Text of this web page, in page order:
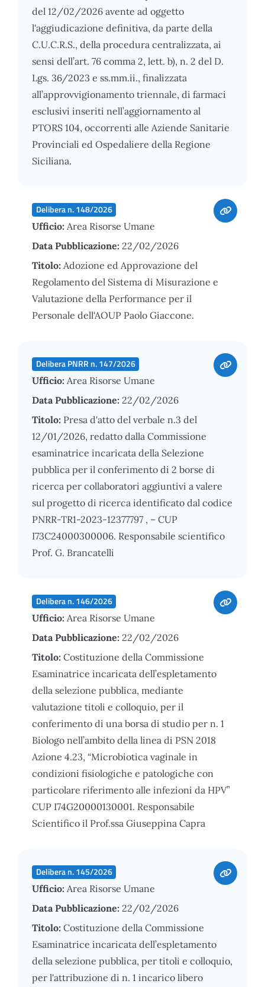
del 12/02/2026 avente ad oggetto
l'aggiudicazione definitiva, da parte della
C.U.C.R.S., della procedura centralizzata, ai
sensi dell’art. 76 comma 2, lett. b), n. 2 del D.
Lgs. 36/2023 e ss.mm.ii., finalizzata
all’approvvigionamento triennale, di farmaci
esclusivi inseriti nell’aggiornamento al
PTORS 104, occorrenti alle Aziende Sanitarie
Provinciali ed Ospedaliere della Regione
Siciliana.
Delibera n. 148/2026
Ufficio: Area Risorse Umane
Data Pubblicazione: 22/02/2026
Titolo: Adozione ed Approvazione del
Regolamento del Sistema di Misurazione e
Valutazione della Performance per il
Personale dell'AOUP Paolo Giaccone.
Delibera PNRR n. 147/2026
Ufficio: Area Risorse Umane
Data Pubblicazione: 22/02/2026
Titolo: Presa d'atto del verbale n.3 del
12/01/2026, redatto dalla Commissione
esaminatrice incaricata della Selezione
pubblica per il conferimento di 2 borse di
ricerca per collaboratori aggiuntivi a valere
sul progetto di ricerca identificato dal codice
PNRR-TR1-2023-12377797 , – CUP
I73C24000300006. Responsabile scientifico
Prof. G. Brancatelli
Delibera n. 146/2026
Ufficio: Area Risorse Umane
Data Pubblicazione: 22/02/2026
Titolo: Costituzione della Commissione
Esaminatrice incaricata dell’espletamento
della selezione pubblica, mediante
valutazione titoli e colloquio, per il
conferimento di una borsa di studio per n. 1
Biologo nell’ambito della linea di PSN 2018
Azione 4.23, “Microbiotica vaginale in
condizioni fisiologiche e patologiche con
particolare riferimento alle infezioni da HPV”
CUP I74G20000130001. Responsabile
Scientifico il Prof.ssa Giuseppina Capra
Delibera n. 145/2026
Ufficio: Area Risorse Umane
Data Pubblicazione: 22/02/2026
Titolo: Costituzione della Commissione
Esaminatrice incaricata dell’espletamento
della selezione pubblica, per titoli e colloquio,
per l'attribuzione di n. 1 incarico libero